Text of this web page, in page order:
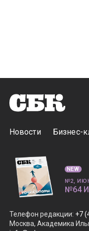
Новости Бизнес-
Телефон редакции: +7
Москва, Академика
NEW
№2,
№64